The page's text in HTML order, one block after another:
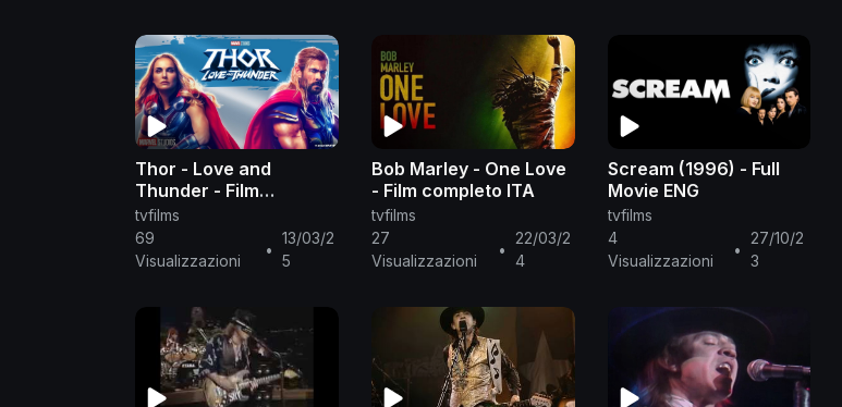
Thor - Love and
Thunder - Film
completo ITA
tvfilms
69
Visualizzazioni
•
13/03/2
5
Bob Marley - One Love
- Film completo ITA
tvfilms
27
Visualizzazioni
•
22/03/2
4
Scream (1996) - Full
Movie ENG
tvfilms
4
Visualizzazioni
•
27/10/2
3